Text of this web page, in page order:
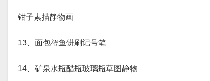
钳子素描静物画
13、面包蟹鱼饼刷记号笔
14、矿泉水瓶醋瓶玻璃瓶草图静物